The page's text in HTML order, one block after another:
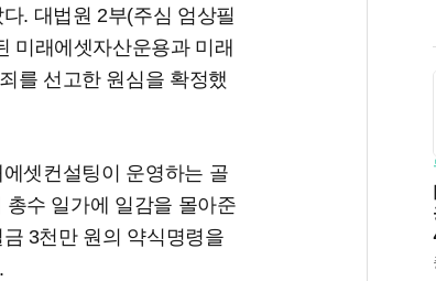
. 대법원 2부(주심 엄상필
미래에셋자산운용과 미래
를 선고한 원심을 확정했
셋컨설팅이 운영하는 골
수 일가에 일감을 몰아준
3천만 원의 약식명령을